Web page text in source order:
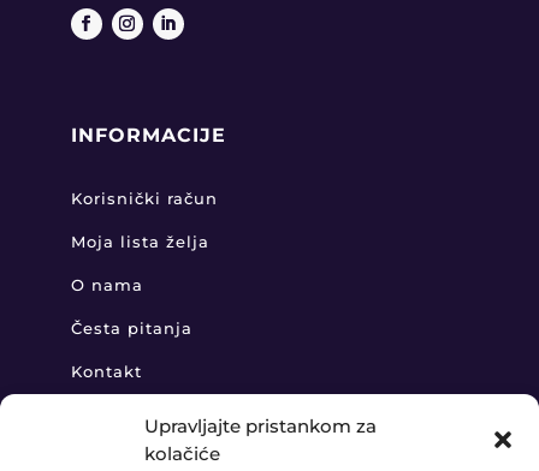
Upravljajte pristankom za
kolačiće
INFORMACIJE
Korisnički račun
Moja lista želja
O nama
Česta pitanja
Kontakt